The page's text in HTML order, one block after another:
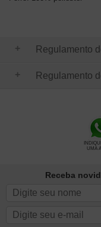
Regulamento
Regulamento
UMA
Receba